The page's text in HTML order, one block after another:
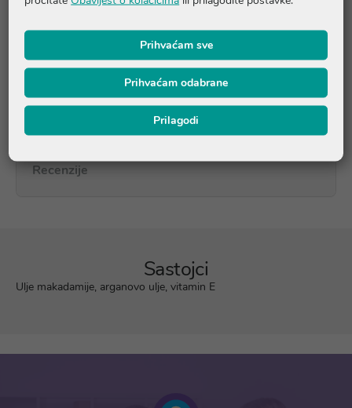
kosa štiti od štetnih utjecaja sunca.
Upute o proizvodu
Recenzije
Sastojci
Ulje makadamije, arganovo ulje, vitamin E
Prihvaćam sve
Prihvaćam odabrane
Prilagodi